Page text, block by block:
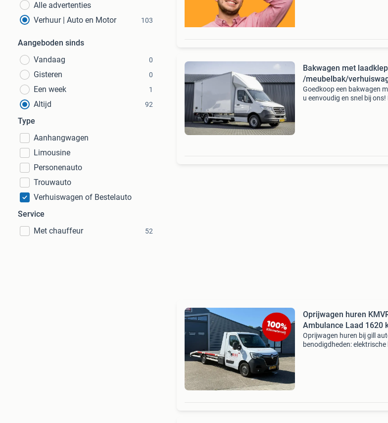
Alle advertenties
Verhuur | Auto en Motor
103
Aangeboden sinds
Vandaag
0
Gisteren 0
Een week 1
Altijd 92
Type
Aanhangwagen
Limousine
Personenauto
Trouwauto
Verhuiswagen of Bestelauto
Service
Met chauffeur
52
Bakwagen met laadklep
/meubelbak/
Goedkoop een bakwagen
u eenvoudig en snel bij
Oprijwagen huren
Ambulance Laad 1620
Oprijwagen huren bij gill
benodigdheden: elektrische